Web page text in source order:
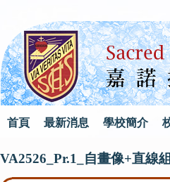
首頁 最新消息 學校簡介
VA2526_Pr.1_自畫像+直線